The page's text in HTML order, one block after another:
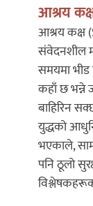
आश्रय
आश्रय कक्ष
संवेदनशील
समयमा भीड
कहाँ छ भन्ने
बाहिरिन
युद्धको
भएकाले,
पनि ठूलो